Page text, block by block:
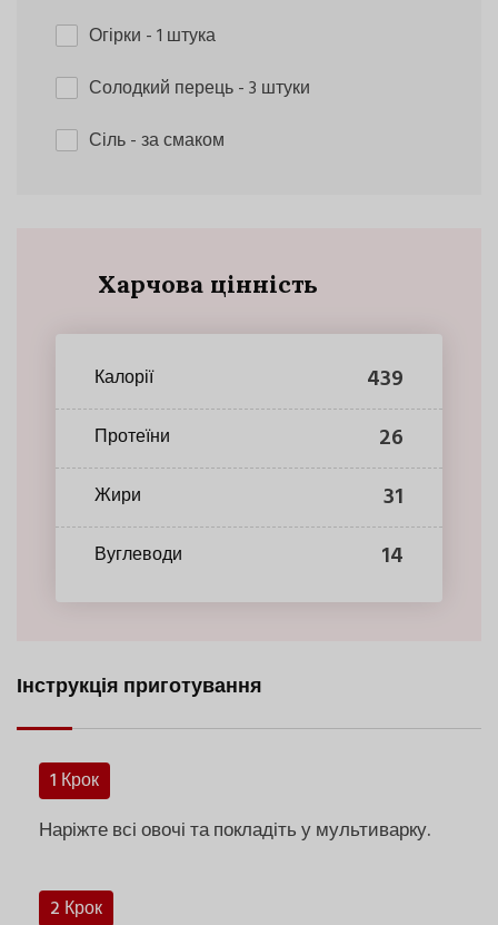
Огірки - 1 штука
Солодкий перець- 3 штуки
Сіль- за смаком
Харчова цінність
Калорії 439
Протеїни 26
Жири 31
Вуглеводи 14
Інструкція приготування
1 Крок
Наріжте всі овочі та покладіть у мультиварку.
2 Крок